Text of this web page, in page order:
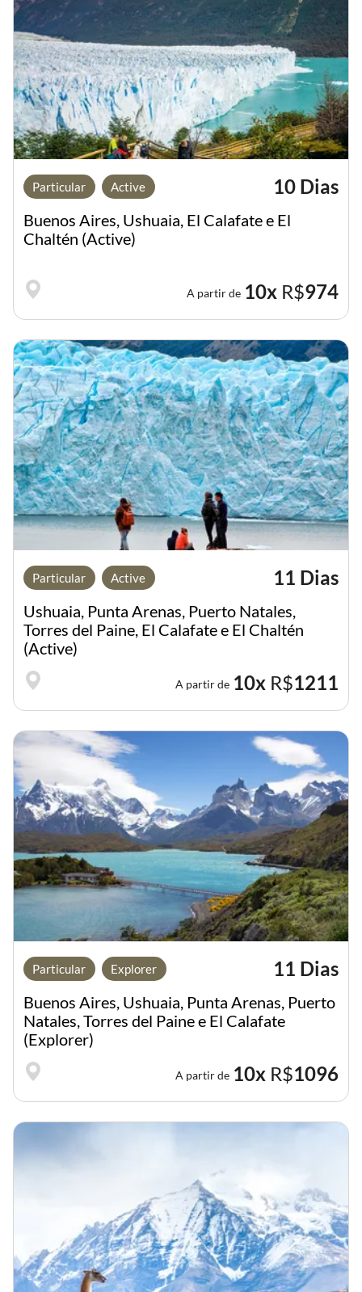
Particular Active 10 Dias
Buenos Aires, Ushuaia, El Calafate e El
Chaltén (Active)
A partir de 10x R$974
Particular Active 11 Dias
Ushuaia, Punta Arenas, Puerto Natales,
Torres del Paine, El Calafate e El Chaltén
(Active)
A partir de 10x R$1211
Particular Explorer 11 Dias
Buenos Aires, Ushuaia, Punta Arenas, Puerto
Natales, Torres del Paine e El Calafate
(Explorer)
A partir de 10x R$1096